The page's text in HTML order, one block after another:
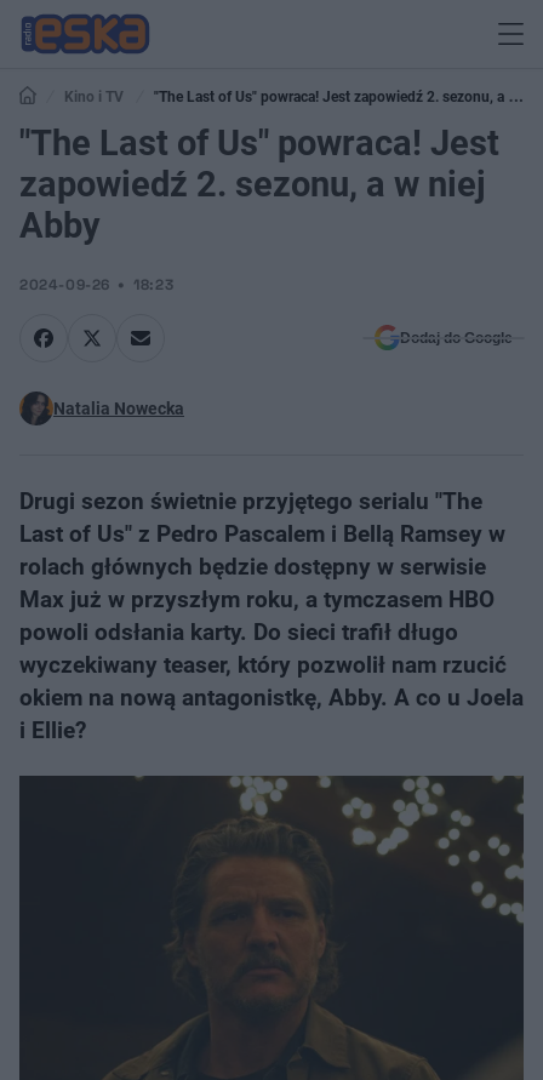
Kino i TV
"The Last of Us" powraca! Jest zapowiedź 2. sezonu, a w
niej Abby
"The Last of Us" powraca! Jest
zapowiedź 2. sezonu, a w niej
Abby
2024-09-26 18:23
Dodaj do Google
Natalia Nowecka
Drugi sezon świetnie przyjętego serialu "The
Last of Us" z Pedro Pascalem i Bellą Ramsey w
rolach głównych będzie dostępny w serwisie
Max już w przyszłym roku, a tymczasem HBO
powoli odsłania karty. Do sieci trafił długo
wyczekiwany teaser, który pozwolił nam rzucić
okiem na nową antagonistkę, Abby. A co u Joela
i Ellie?